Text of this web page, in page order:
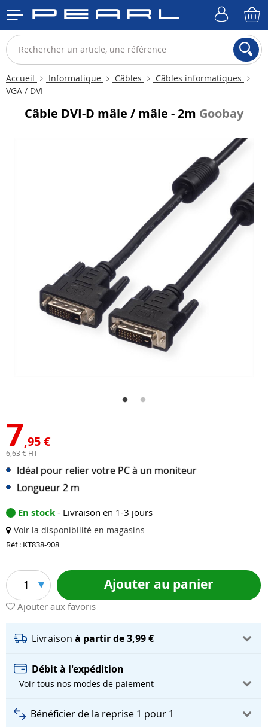
Accueil Informatique Câbles
Câbles informatiques
VGA / DVI
Câble DVI-D mâle / mâle - 2m Goobay
7,95 €
6,63 € HT
Idéal pour relier votre PC à un moniteur
Longueur 2 m
En stock - Livraison en 1-3 jours
Voir la disponibilité en magasins
Réf : KT838-908
1 Ajouter au panier
Ajouter aux favoris
Livraison à partir de 3,99 €
Débit à l'expédition
- Voir tous nos modes de paiement
Bénéficier de la reprise 1 pour 1